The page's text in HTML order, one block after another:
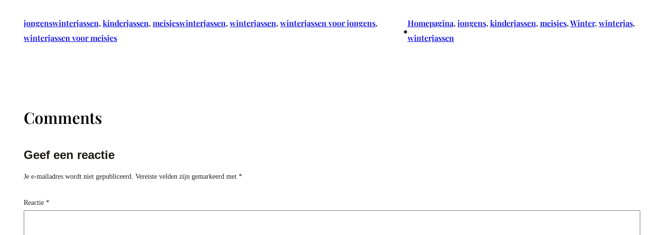
jongenswinterjassen, kinderjassen, meisjeswinterjassen, winterjassen, winterjassen voor jongens
winterjassen voor meisjes
•
Homepagina, jongens, kinderjassen, meisjes, Winter, winterjas,
winterjassen
Comments
Geef een reactie
Je e-mailadres wordt niet gepubliceerd. Vereiste velden zijn gemarkeerd met *
Reactie *